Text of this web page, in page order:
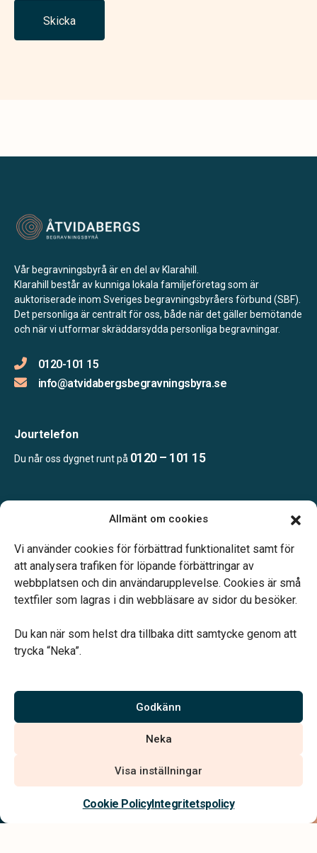
Allmänt om cookies
Vi använder cookies för förbättrad funktionalitet samt för
att analysera trafiken för löpande förbättringar av
webbplatsen och din användarupplevelse. Cookies är små
textfiler som lagras i din webbläsare av sidor du besöker.
Du kan när som helst dra tillbaka ditt samtycke genom att
trycka “Neka”.
Godkänn
Neka
Visa inställningar
Cookie PolicyIntegritetspolicy
Skicka
Kontakta oss
Vår begravningsbyrå är en del av Klarahill.
Klarahill består av kunniga lokala familjeföretag som är
auktoriserade inom Sveriges begravningsbyråers förbund (SBF).
Det personliga är centralt för oss, både när det gäller bemötande
och när vi utformar skräddarsydda personliga begravningar.
0120-101 15
info@atvidabergsbegravningsbyra.se
Jourtelefon
Du når oss dygnet runt på 0120 – 101 15
Jourtelefon dygnet runt.
Vårt systerbolag Verahill hjälper dig med familjejuridiken –
Vi är auktoriserade av Sveriges Begravningsbyråers Förbund och
har högt ställda krav på utbildning, kvalitet, miljö och arbetsmiljö.